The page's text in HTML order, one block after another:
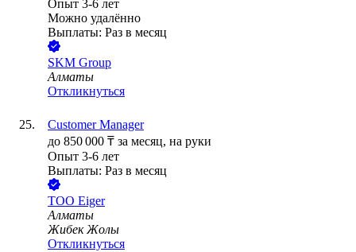
Опыт 3-6 лет
Можно удалённо
Выплаты: Раз в месяц
SKM Group
Алматы
Откликнуться
Customer Manager
до 850 000 ₸ за месяц, на руки
Опыт 3-6 лет
Выплаты: Раз в месяц
ТОО Eiger
Алматы
Жибек Жолы
Откликнуться